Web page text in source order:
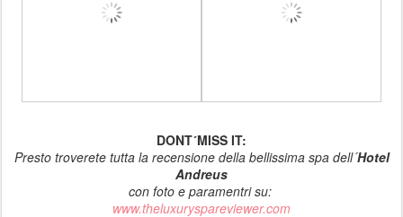
DONT´MISS IT:
Presto troverete tutta la recensione della bellissima spa dell´Hotel
Andreus
con foto e paramentri su:
www.theluxuryspareviewer.com